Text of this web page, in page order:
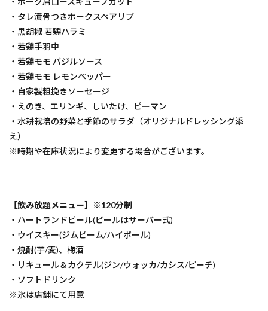
・タレ漬骨つきポークスペアリブ
・黒胡椒 若鶏ハラミ
・若鶏手羽中
・若鶏モモ バジルソース
・若鶏モモ レモンペッパー
・自家製粗挽きソーセージ
・えのき、エリンギ、しいたけ、ピーマン
・水耕栽培の野菜と季節のサラダ（オリジナルドレッシング添
え）
※時期や在庫状況により変更する場合がございます。
【飲み放題メニュー】※120分制
・ハートランドビール(ビールはサーバー式)
・ウイスキー(ジムビーム/ハイボール)
・焼酎(芋/麦)、梅酒
・リキュール＆カクテル(ジン/ウォッカ/カシス/ピーチ)
・ソフトドリンク
※氷は店舗にて用意